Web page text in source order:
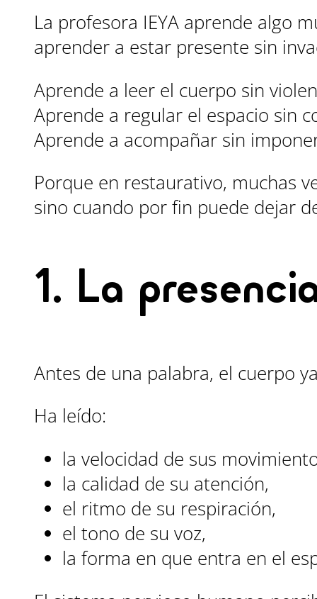
La profesora IEYA aprende algo
aprender a estar presente sin
Aprende a leer el cuerpo sin
Aprende a regular el espacio sin
Aprende a acompañar sin
Porque en restaurativo, muchas
sino cuando por fin puede dejar
1. La
Antes de una palabra, el cuerpo
Ha leído:
la velocidad de sus
la calidad de su atención,
el ritmo de su respiración,
el tono de su voz,
la forma en que entra en el